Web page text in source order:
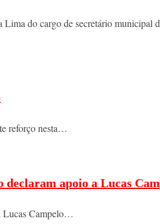
do cargo de secretário municipal
reforço nesta…
declaram apoio a Lucas
Lucas Campelo…